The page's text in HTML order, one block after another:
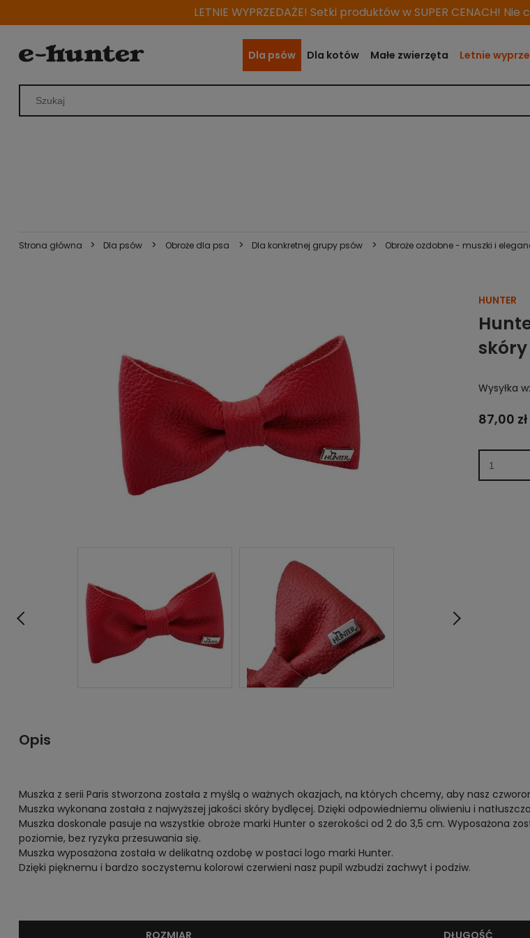
LETNIE WYPRZEDAŻE! Setki produktów w SUPER CENACH!
Dla psów Dla kotów Małe zwierzęta Letnie
Strona główna > Dla psów > Obroże dla psa > Dla konkretnej grupy psów > Obroże ozdobne - muszki i
HUNTER
Wysyłka w:
87,00 zł
Opis
Muszka z serii Paris stworzona została z myślą o ważnych okazjach, na których chcemy, aby nasz
Muszka wykonana została z najwyższej jakości skóry bydlęcej. Dzięki odpowiedniemu oliwieniu i
Muszka doskonale pasuje na wszystkie obroże marki Hunter o szerokości od 2 do 3,5 cm. Wyposażona
poziomie, bez ryzyka przesuwania się.
Muszka wyposażona została w delikatną ozdobę w postaci logo marki Hunter.
Dzięki pięknemu i bardzo soczystemu kolorowi czerwieni nasz pupil wzbudzi zachwyt i podziw.
ROZMIAR DŁUGOŚĆ